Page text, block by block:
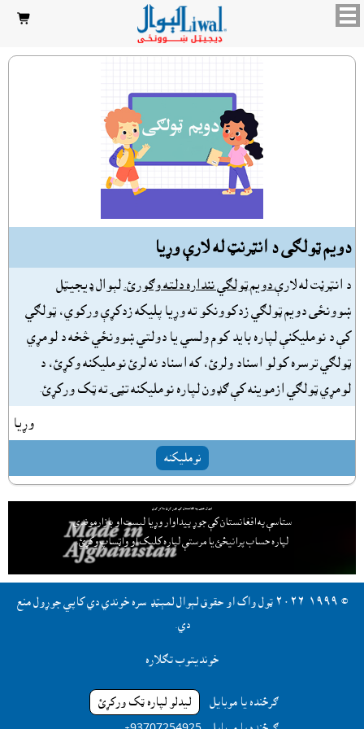

دويم ټولګى د انټرنټ له لارې وړيا
د انټرڼت له لارېدويم ټولګي ننداره دلته وګورئ. لېوال ډيجيټل
ښوونځى دويم ټولګي زدکوونکو ته وړيا پليکه زدکړې ورکوي، ټولګي
کې د نومليکنې لپاره بايد کوم ولسي يا دولتي ښوونځي څخه د لومړي
ټولګي ترسره کولو اسناد ولرئ، که اسناد نه لرئ نومليکنه وکړئ، د
لومړي ټولګي ازموينه کې ګډون لپاره نومليکنه تڼۍ ته ټک ورکړئ.
وړيا
نومليکنه
لېوال هټۍ په افغانستان کې جوړ کړئ ملاتړ کوي
ستاسې په افغانستان کې جوړ پيداوار وړيا ليست او بازارموندې
لپاره حساب پرانيځئ يا مرستې لپاره کليک او واټساپ وکړئ.
© ١٩٩٩-٢٠٢٦ ټول واک او حقوق لېوال لمېټډ سره خوندي دي کاپي جوړول منع
دي.
خونديتوب تګلاره
ګرځنده يا موبايل ليدلو لپاره ټک ورکړئ